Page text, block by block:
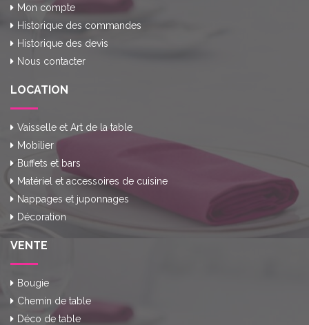
Mon compte
Historique des commandes
Historique des devis
Nous contacter
LOCATION
Vaisselle et Art de la table
Mobilier
Buffets et bars
Matériel et accessoires de cuisine
Nappages et juponnages
Décoration
VENTE
Bougie
Chemin de table
Déco de table